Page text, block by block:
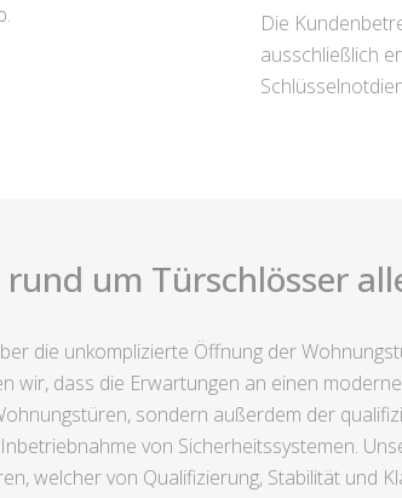
Die
ausschließlich
um Türschlösser
die unkomplizierte Öffnung der
dass die Erwartungen an einen
sondern außerdem der
von Sicherheitssystemen.
welcher von Qualifizierung, Stabilität und